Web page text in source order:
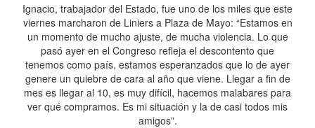
Ignacio, trabajador del Estado, fue uno de los miles que este
viernes marcharon de Liniers a Plaza de Mayo: “Estamos en
un momento de mucho ajuste, de mucha violencia. Lo que
pasó ayer en el Congreso refleja el descontento que
tenemos como país, estamos esperanzados que lo de ayer
genere un quiebre de cara al año que viene. Llegar a fin de
mes es llegar al 10, es muy difícil, hacemos malabares para
ver qué compramos. Es mi situación y la de casi todos mis
amigos”.